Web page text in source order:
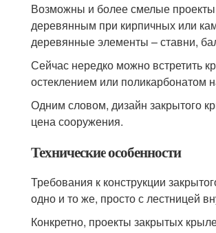
Возможны и более смелые
деревянным при кирпичных или
деревянные элементы – ставни,
Сейчас нередко можно встретить
остеклением или поликарбонатом
Одним словом, дизайн закрытого
цена сооружения.
Технические особенности
Требования к конструкции
одно и то же, просто с лестницей
Конкретно, проекты закрытых